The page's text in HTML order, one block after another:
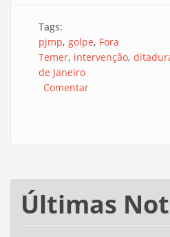
Tags:
pjmp golpe Fora
Temer intervenção
de Janeiro
Comentar
Últimas